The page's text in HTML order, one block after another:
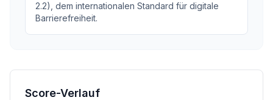
2.2), dem internationalen Standard für digitale
Barrierefreiheit.
Score-Verlauf